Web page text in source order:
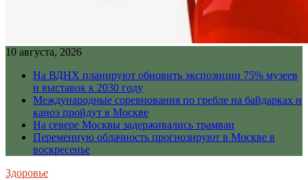
10 августа, 2026
На ВДНХ планируют обновить экспозиции 75% музеев
и выставок к 2030 году
Международные соревнования по гребле на байдарках и
каноэ пройдут в Москве
На севере Москвы задерживались трамваи
Переменную облачность прогнозируют в Москве в
воскресенье
Здоровье